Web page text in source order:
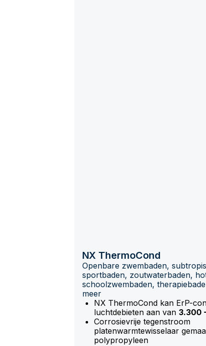
NX ThermoCond
Openbare zwembaden,
sportbaden, zoutwaterbaden,
schoolzwembaden,
meer
NX ThermoCond kan ErP-
luchtdebieten aan van 3.300
Corrosievrije tegenstroom
platenwarmtewisselaar
polypropyleen